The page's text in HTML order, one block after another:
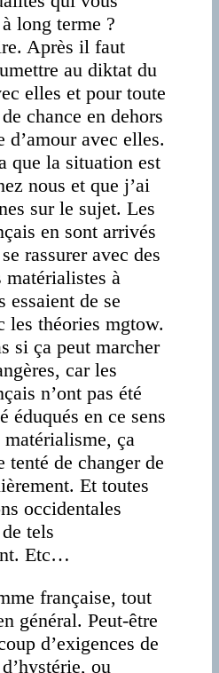
long terme ?
Après il faut
au diktat du
elles et pour toute
chance en dehors
d’amour avec elles.
que la situation est
nous et que j’ai
sur le sujet. Les
en sont arrivés
rassurer avec des
matérialistes à
essaient de se
les théories mgtow.
si ça peut marcher
car les
n’ont pas été
éduqués en ce sens
ça
tenté de changer de
Et toutes
occidentales
tels
Etc…
française, tout
général. Peut-être
d’exigences de
ou